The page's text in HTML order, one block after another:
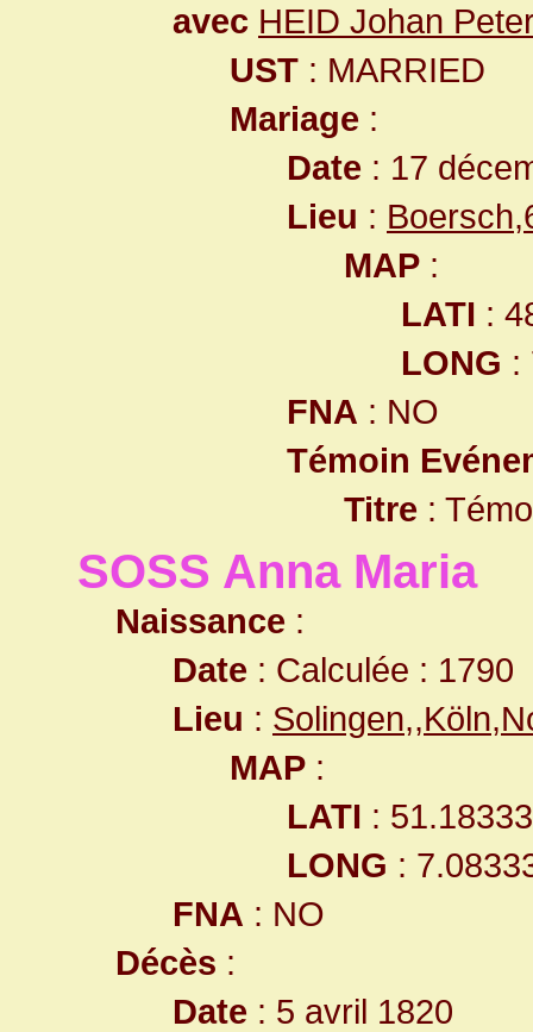
avec HEID Johan
UST : MARRIED
Mariage :
Date : 17
Lieu :
MAP :
LATI :
LONG :
FNA : NO
Témoin
Titre :
SOSS Anna Maria
Naissance :
Date : Calculée : 1790
Lieu :
MAP :
LATI :
LONG :
FNA : NO
Décès :
Date : 5 avril 1820